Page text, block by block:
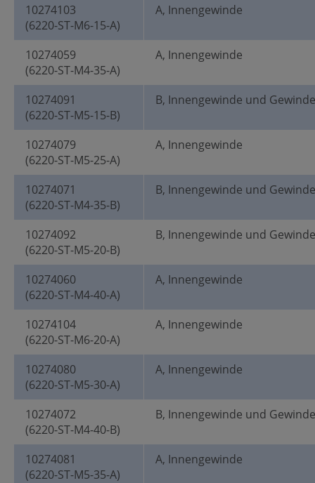
10274103
(6220-ST-M6-15-A)
A, Innengewinde
10274059
(6220-ST-M4-35-A)
A, Innengewinde
10274091
(6220-ST-M5-15-B)
B, Innengewinde und
10274079
(6220-ST-M5-25-A)
A, Innengewinde
10274071
(6220-ST-M4-35-B)
B, Innengewinde und
10274092
(6220-ST-M5-20-B)
B, Innengewinde und
10274060
(6220-ST-M4-40-A)
A, Innengewinde
10274104
(6220-ST-M6-20-A)
A, Innengewinde
10274080
(6220-ST-M5-30-A)
A, Innengewinde
10274072
(6220-ST-M4-40-B)
B, Innengewinde und
10274081
(6220-ST-M5-35-A)
A, Innengewinde